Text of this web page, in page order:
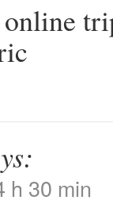
online
h 30 min